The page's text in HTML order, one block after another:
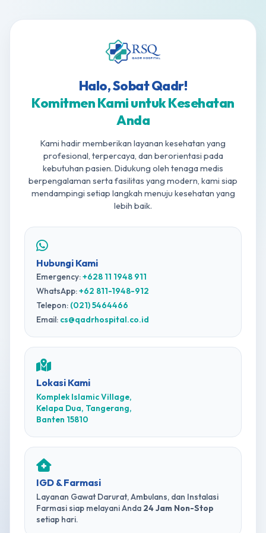
Halo, Sobat Qadr!
Komitmen Kami untuk Kesehatan
Anda
Kami hadir memberikan layanan kesehatan yang
profesional, terpercaya, dan berorientasi pada
kebutuhan pasien. Didukung oleh tenaga medis
berpengalaman serta fasilitas yang modern, kami siap
mendampingi setiap langkah menuju kesehatan yang
lebih baik.
Hubungi Kami
Emergency:+628 11 1948 911
WhatsApp:+62 811-1948-912
Telepon: (021) 5464466
Email: cs@qadrhospital.co.id
Lokasi Kami
Komplek Islamic Village,
Kelapa Dua, Tangerang,
Banten 15810
IGD & Farmasi
Layanan Gawat Darurat, Ambulans, dan Instalasi
Farmasi siap melayani Anda 24 Jam Non-Stop
setiap hari.